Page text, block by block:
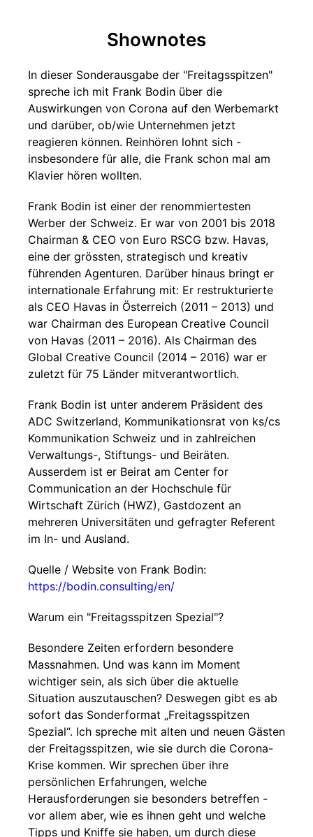
Shownotes
In dieser Sonderausgabe der "Freitagsspitzen"
spreche ich mit Frank Bodin über die
Auswirkungen von Corona auf den Werbemarkt
und darüber, ob/wie Unternehmen jetzt
reagieren können. Reinhören lohnt sich -
insbesondere für alle, die Frank schon mal am
Klavier hören wollten.
Frank Bodin ist einer der renommiertesten
Werber der Schweiz. Er war von 2001 bis 2018
Chairman & CEO von Euro RSCG bzw. Havas,
eine der grössten, strategisch und kreativ
führenden Agenturen. Darüber hinaus bringt er
internationale Erfahrung mit: Er restrukturierte
als CEO Havas in Österreich (2011 – 2013) und
war Chairman des European Creative Council
von Havas (2011 – 2016). Als Chairman des
Global Creative Council (2014 – 2016) war er
zuletzt für 75 Länder mitverantwortlich.
Frank Bodin ist unter anderem Präsident des
ADC Switzerland, Kommunikationsrat von ks/cs
Kommunikation Schweiz und in zahlreichen
Verwaltungs-, Stiftungs- und Beiräten.
Ausserdem ist er Beirat am Center for
Communication an der Hochschule für
Wirtschaft Zürich (HWZ), Gastdozent an
mehreren Universitäten und gefragter Referent
im In- und Ausland.
Quelle / Website von Frank Bodin:
https://bodin.consulting/en/
Warum ein "Freitagsspitzen Spezial"?
Besondere Zeiten erfordern besondere
Massnahmen. Und was kann im Moment
wichtiger sein, als sich über die aktuelle
Situation auszutauschen? Deswegen gibt es ab
sofort das Sonderformat „Freitagsspitzen
Spezial“. Ich spreche mit alten und neuen Gästen
der Freitagsspitzen, wie sie durch die Corona-
Krise kommen. Wir sprechen über ihre
persönlichen Erfahrungen, welche
Herausforderungen sie besonders betreffen -
vor allem aber, wie es ihnen geht und welche
Tipps und Kniffe sie haben, um durch diese